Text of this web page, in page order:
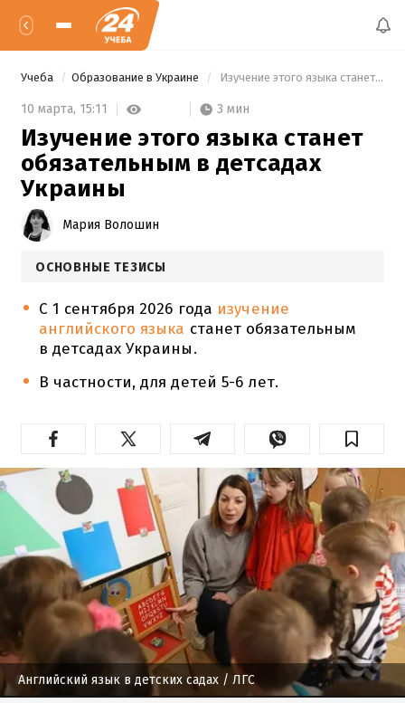
Учеба Образование в Украине Изучение этого языка станет обязательным в детсадах Украины
10 марта, 15:11 3 мин
Изучение этого языка станет
обязательным в детсадах
Украины
Мария Волошин
ОСНОВНЫЕ ТЕЗИСЫ
С 1 сентября 2026 года изучение
английского языка станет обязательным
в детсадах Украины.
В частности, для детей 5-6 лет.
Английский язык в детских садах / ЛГС